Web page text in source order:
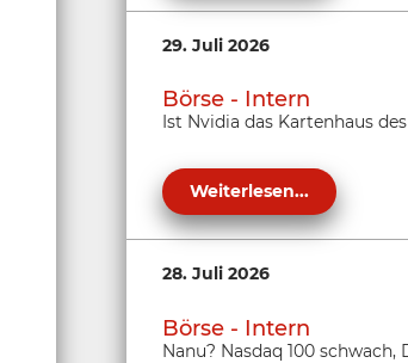
29. Juli 2026
Börse - Intern
Ist Nvidia das Kartenhaus
Weiterlesen...
28. Juli 2026
Börse - Intern
Nanu? Nasdaq 100 schwach,